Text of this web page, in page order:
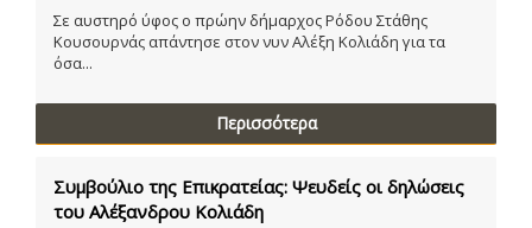
Σε αυστηρό ύφος ο πρώην δήμαρχος Ρόδου Στάθης
Κουσουρνάς απάντησε στον νυν Αλέξη Κολιάδη για τα
όσα...
Περισσότερα
Συμβούλιο της Επικρατείας: Ψευδείς οι δηλώσεις
του Αλέξανδρου Κολιάδη